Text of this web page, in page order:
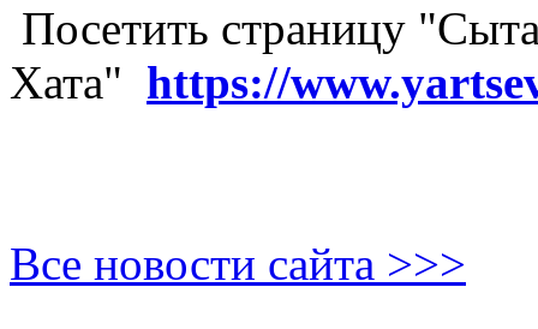
Посетить страницу
Хата" https://
Все новости сайта >>>